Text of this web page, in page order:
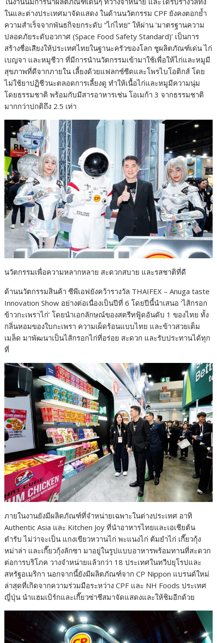
ในและต่างประเทศมาจัดแสดง ในด้านนวัตกรรม CPF ยังคงตอกย้ำ
ความสำเร็จจากพันธกิจยกระดับ “ไก่ไทย” ให้ผ่าน ‘มาตรฐานความ
ปลอดภัยระดับอวกาศ (Space Food Safety Standard)’ เป็นการ
สร้างชื่อเสียงให้ประเทศไทยในฐานะครัวของโลก ชูผลิตภัณฑ์เด่น ไก่
เบญจา และหมูชีวา ที่มีการนำนวัตกรรมเข้ามาใช้เพื่อให้ไก่และหมูมี
สุขภาพที่ดีจากภายใน เลี้ยงด้วยแฟลกซ์ซีดและโพรไบโอติกส์ โดย
ไม่ใช้ยาปฏิชีวนะตลอดการเลี้ยงดู ทำให้เนื้อไก่และหมูมีความนุ่ม
โดยธรรมชาติ พร้อมกับมีสารอาหารเช่น โอเมก้า 3 จากธรรมชาติ
มากกว่าปกติถึง 2.5 เท่า
นวัตกรรมเพื่อความหลากหลาย สะดวกสบาย และรสชาติที่ดี
ด้านนวัตกรรมสินค้า ซีพีเอฟยังคว้ารางวัล THAIFEX – Anuga taste
Innovation Show อย่างต่อเนื่องเป็นปีที่ 6 โดยปีนี้นำเสนอ ‘ไส้กรอก
ข้าวกะเพราไก่’ โดยนำเอกลักษณ์ของสตรีทฟู้ดอันดับ 1 ของไทย ทั้ง
กลิ่นหอมของใบกะเพรา ความเผ็ดร้อนแบบไทย และข้าวสวยเต็ม
เมล็ด มาพัฒนาเป็นไส้กรอกไก่ที่อร่อย สะดวก และรับประทานได้ทุก
ที่
ภายในงานยังมีผลิตภัณฑ์ที่จำหน่ายเฉพาะในต่างประเทศ อาทิ
Authentic Asia และ Kitchen Joy ที่นำอาหารไทยและเอเชียต้น
ตำรับ ไม่ว่าจะเป็น แกงเขียวหวานไก่ พะแนงไก่ ต้มยำไก่ เกี๊ยวกุ้ง
หม่าล่า และเกี๊ยวกุ้งลักซา มาอยู่ในรูปแบบอาหารพร้อมทานที่สะดวก
ต่อการบริโภค วางจำหน่ายแล้วกว่า 18 ประเทศในทวีปยุโรปและ
สหรัฐอเมริกา นอกจากนี้ยังมีผลิตภัณฑ์จาก CP Nippon แบรนด์ใหม่
ล่าสุดที่เกิดจากความร่วมมือระหว่าง CPF และ NH Foods ประเทศ
ญี่ปุ่น นำแฮมเบิร์กและเกี๊ยวซ่าชีสมาจัดแสดงและให้ชิมอีกด้วย